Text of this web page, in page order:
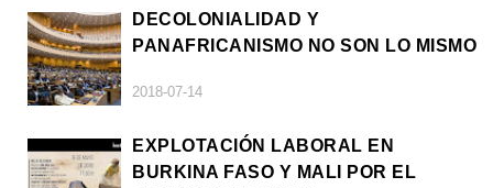
DECOLONIALIDAD Y
PANAFRICANISMO NO SON LO MISMO
2018-07-14
EXPLOTACIÓN LABORAL EN
BURKINA FASO Y MALI POR EL